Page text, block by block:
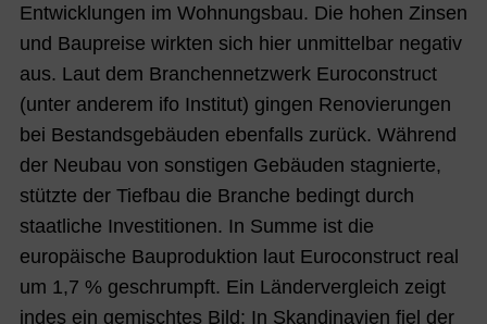
Entwicklungen im Wohnungsbau. Die hohen Zinsen
und Baupreise wirkten sich hier unmittelbar negativ
aus. Laut dem Branchennetzwerk Euroconstruct
(unter anderem ifo Institut) gingen Renovierungen
bei Bestandsgebäuden ebenfalls zurück. Während
der Neubau von sonstigen Gebäuden stagnierte,
stützte der Tiefbau die Branche bedingt durch
staatliche Investitionen. In Summe ist die
europäische Bauproduktion laut Euroconstruct real
um 1,7 % geschrumpft. Ein Ländervergleich zeigt
indes ein gemischtes Bild: In Skandinavien fiel der